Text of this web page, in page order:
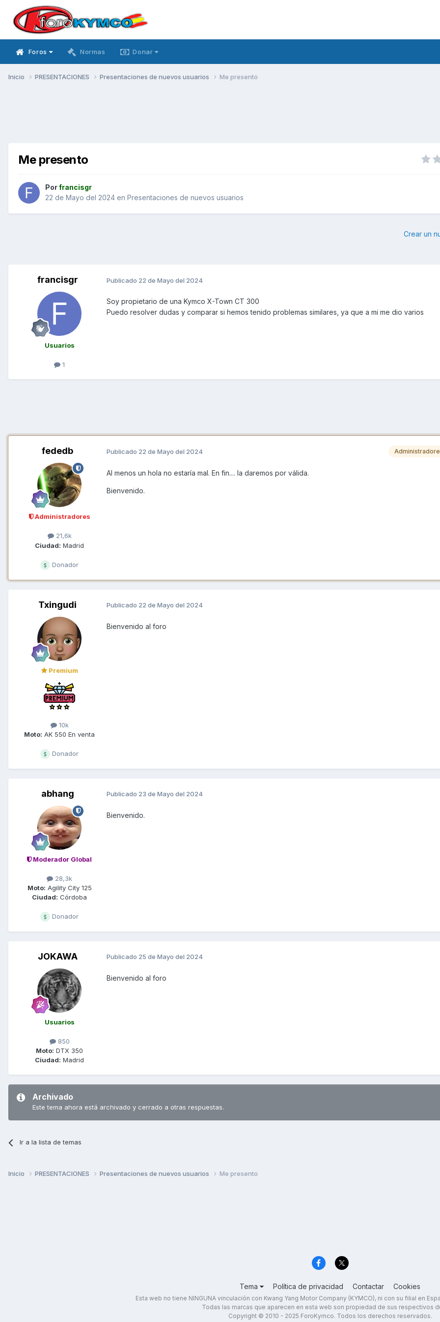
Foros Normas Donar
Inicio PRESENTACIONES Presentaciones de nuevos usuarios Me presento
Me presento
Porfrancisgr
22 de Mayo del 2024 en Presentaciones de nuevos usuarios
Crear un
francisgr
Usuarios
1
Publicado 22 de Mayo del 2024
Soy propietario de una Kymco X-Town CT 300
Puedo resolver dudas y comparar si hemos tenido problemas similares, ya que a mi me dio varios
fededb
Administradores
21,6k
Ciudad: Madrid
Donador
Publicado 22 de Mayo del 2024
Al menos un hola no estaría mal. En fin.... la daremos por válida.
Bienvenido.
Txingudi
Premium
10k
Moto: AK 550 En venta
Donador
Publicado 22 de Mayo del 2024
Bienvenido al foro
abhang
Moderador Global
28,3k
Moto: Agility City 125
Ciudad: Córdoba
Donador
Publicado 23 de Mayo del 2024
Bienvenido.
JOKAWA
Usuarios
850
Moto: DTX 350
Ciudad: Madrid
Publicado 25 de Mayo del 2024
Bienvenido al foro
Archivado
Este tema ahora está archivado y cerrado a otras respuestas.
Ir a la lista de temas
Inicio PRESENTACIONES Presentaciones de nuevos usuarios Me presento
Tema Política de privacidad Contactar Cookies
Esta web no tiene NINGUNA vinculación con Kwang Yang Motor Company (KYMCO), ni con su filial en
Todas las marcas que aparecen en esta web son propiedad de sus respectivos
Copyright © 2010 - 2025 ForoKymco. Todos los derechos reservados.